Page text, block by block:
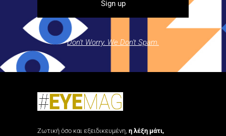
Don't Worry. We Don't Spam.
Ζωτική όσο και εξειδικευμένη, η λέξη μάτι,